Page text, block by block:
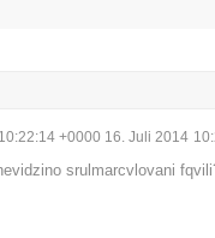
+0000 16. Juli 2014
srulmarcvlovani